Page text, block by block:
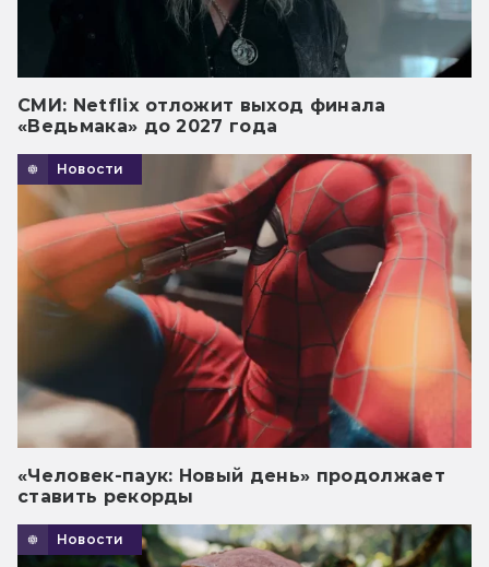
СМИ: Netflix отложит выход финала
«Ведьмака» до 2027 года
Новости
«Человек-паук: Новый день» продолжает
ставить рекорды
Новости